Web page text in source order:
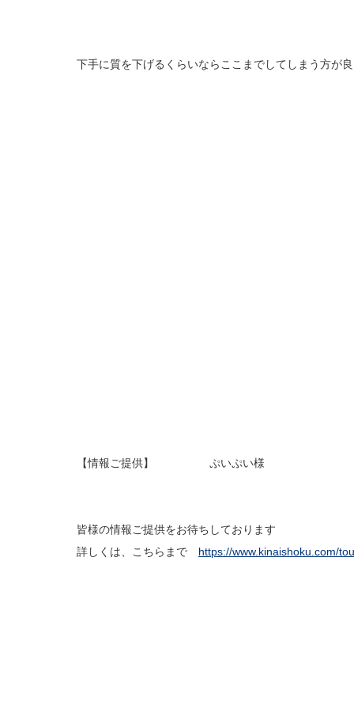
下手に質を下げるくらいならここまでしてしまう方が
【情報ご提供】 ぷいぷい様
皆様の情報ご提供をお待ちしております
詳しくは、こちらまで https://www.kinaishoku.com/